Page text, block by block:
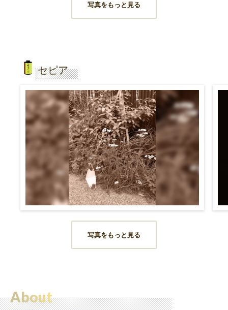
写真をもっと見る
セピア
写真をもっと見る
About